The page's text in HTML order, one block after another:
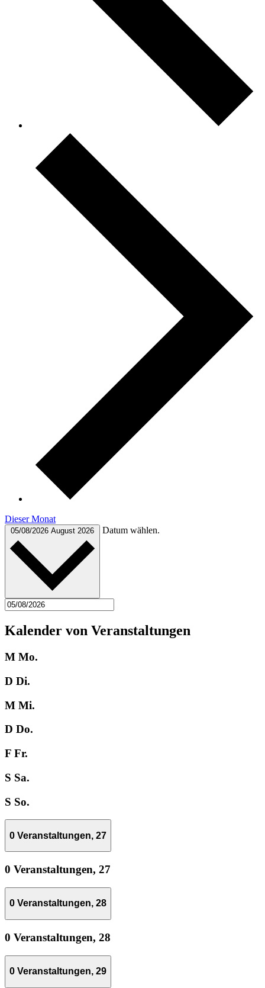
Dieser Monat
05/08/2026 August 2026 Datum wählen.
Kalender von Veranstaltungen
M Mo.
D Di.
M Mi.
D Do.
F Fr.
S Sa.
S So.
0 Veranstaltungen, 27
0 Veranstaltungen, 27
0 Veranstaltungen, 28
0 Veranstaltungen, 28
0 Veranstaltungen, 29